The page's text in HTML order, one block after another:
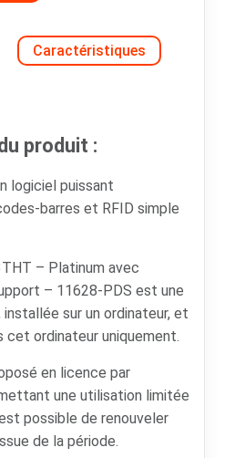
Caractéristiques
produit :
logiciel puissant
barres et RFID simple
– Platinum avec
– 11628-PDS est une
sur un ordinateur, et
cet ordinateur uniquement.
en licence par
une utilisation limitée
possible de renouveler
de la période.